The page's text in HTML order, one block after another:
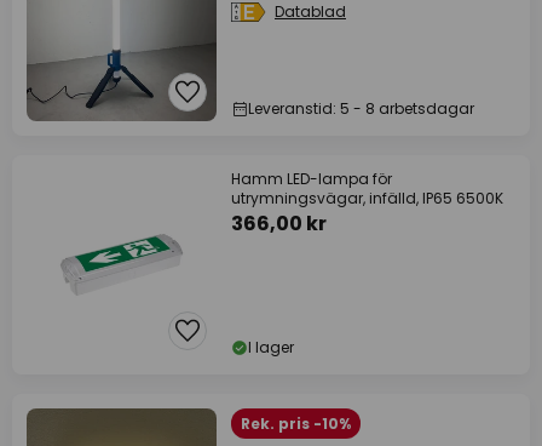
Datablad
Leveranstid: 5 - 8 arbetsdagar
Hamm LED-lampa för
utrymningsvägar, infälld, IP65 6500K
366,00 kr
I lager
Rek. pris -10%